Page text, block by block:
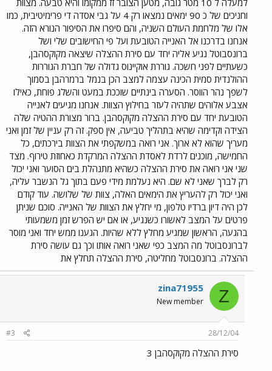
למעלה ל 10 מטר גובה, מטען הצובר זז ממקומו והיא טבעה. מצוות
וחניכים של כ 90 ימאים נמצאו רק 4 על גבי אסדה די פרימיטיבית, כמו
אלו של מלחמת העולם השניה, והם סיפרו את הסיפור הנורא הזה.
אנחנו בדרכנו אל האנייה הטובעת ועל פי החישובים שלי ושל
ברונסבוטל נגיע אליה יחד עם סירת ההצלה שיצאה מקוקסהבן,
כשעתיים לפני חשכה. גוררת אוקיינוס גדולה של חברת הגוררות
ההולנדית סמית הכינה עצמה למצב הכן בנמל ברמרהבן בסמוך
לשפך נהר הווסר. הסערה בינתיים שוככת במעט והשלג פוחת, כאילו
אצבע אלוהים שתהיה לעזר בחילוץ הצוות. אנחנו מגיעים לאנייה
הטובעת יחד עם סירת ההצלה מקוקסהבן. ברור מצורת ההטיה שלה
הצידה וקדימה שהיא בתהליך טביעה, אין ספק. זה רק עניין של זמן ואני
מעריך שהוא לא ארוך. אני רואה במשקפתי את הצוות בירכתים, כל
החמישה, מוכנים לרדת לאסדת ההצלה המרקדת כאחוזת טירוף. מצד
שני אני רואה את סירת ההצלה כשהיא מתנהלת בים הסוער ואני יכול
רק לברך שאני לא שם. היא נעלמת מידי פעם בתוך גל הנשבר עליה,
ואני יכול רק להעריץ את הימאים האלה, צוות של שלושה. עוד קודם
לכן היה דיון ברדיו טלפון, מי יחלץ את הצוות של האנייה. סוכם שניתן
פרטים על המצב לאשורו כשנגיע, או אם יש הפרש זמן משמעותי
בהגעה, הראשון שמגיע מחלץ ללא שהיות. הגענו ממש יחד ואני מוסר
לברונסבוטל מה המצב כפי שאני רואה אותו וכך גם עושה סירת
ההצלה. ברונסבוטל מחליטה, סירת ההצלה תחלץ את
Z
zina71955
New member
28/12/04
#3
סירת ההצלה מקוקסהבן 3